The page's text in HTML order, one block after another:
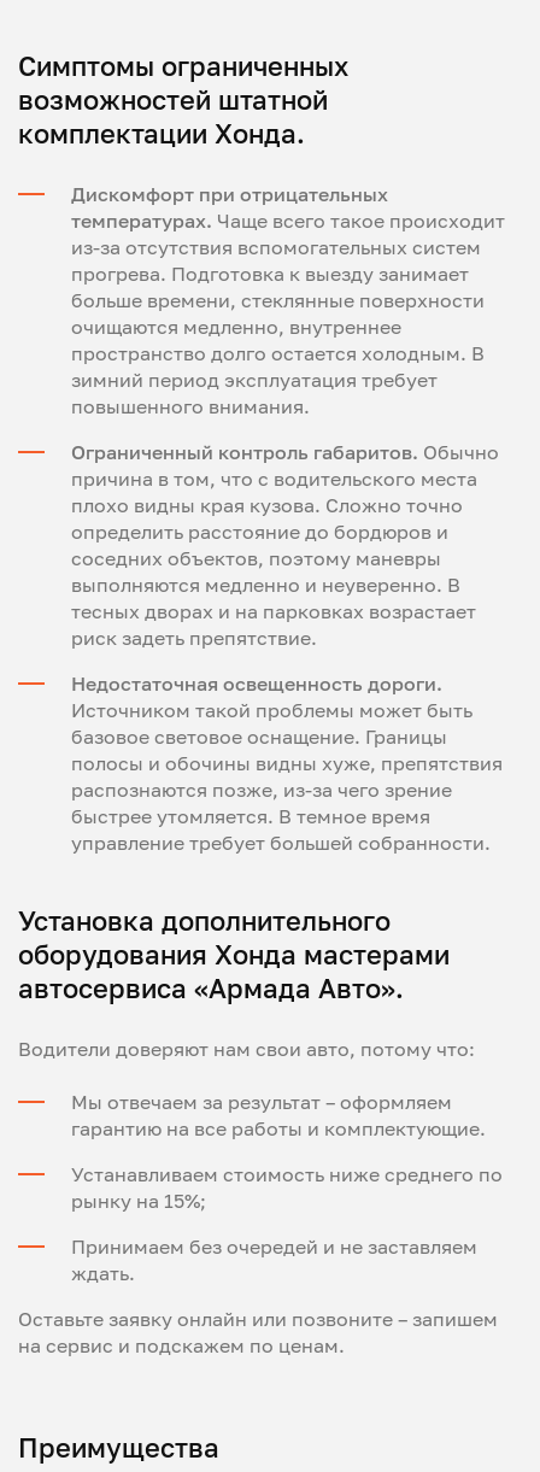
Симптомы ограниченных
возможностей штатной
комплектации Хонда.
Дискомфорт при отрицательных
температурах. Чаще всего такое происходит
из-за отсутствия вспомогательных систем
прогрева. Подготовка к выезду занимает
больше времени, стеклянные поверхности
очищаются медленно, внутреннее
пространство долго остается холодным. В
зимний период эксплуатация требует
повышенного внимания.
Ограниченный контроль габаритов. Обычно
причина в том, что с водительского места
плохо видны края кузова. Сложно точно
определить расстояние до бордюров и
соседних объектов, поэтому маневры
выполняются медленно и неуверенно. В
тесных дворах и на парковках возрастает
риск задеть препятствие.
Недостаточная освещенность дороги.
Источником такой проблемы может быть
базовое световое оснащение. Границы
полосы и обочины видны хуже, препятствия
распознаются позже, из-за чего зрение
быстрее утомляется. В темное время
управление требует большей собранности.
Установка дополнительного
оборудования Хонда мастерами
автосервиса «Армада Авто».
Водители доверяют нам свои авто, потому что:
Мы отвечаем за результат – оформляем
гарантию на все работы и комплектующие.
Устанавливаем стоимость ниже среднего по
рынку на 15%;
Принимаем без очередей и не заставляем
ждать.
Оставьте заявку онлайн или позвоните – запишем
на сервис и подскажем по ценам.
Преимущества